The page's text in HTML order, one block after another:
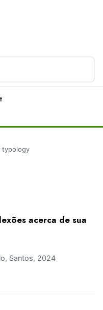
typology
acerca de sua
Santos, 2024